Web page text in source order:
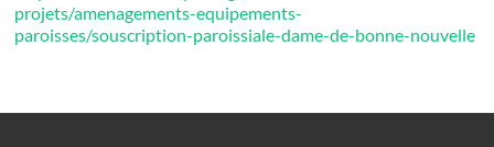
projets/amenagements-equipements-
paroisses/souscription-paroissiale-dame-de-bonne-nouvelle